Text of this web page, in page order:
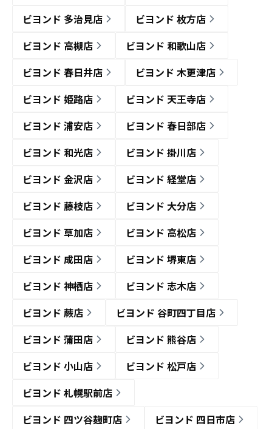
ビヨンド 多治見店
ビヨンド 枚方店
ビヨンド 高槻店
ビヨンド 和歌山店
ビヨンド 春日井店
ビヨンド 木更津店
ビヨンド 姫路店
ビヨンド 天王寺店
ビヨンド 浦安店
ビヨンド 春日部店
ビヨンド 和光店
ビヨンド 掛川店
ビヨンド 金沢店
ビヨンド 経堂店
ビヨンド 藤枝店
ビヨンド 大分店
ビヨンド 草加店
ビヨンド 高松店
ビヨンド 成田店
ビヨンド 堺東店
ビヨンド 神栖店
ビヨンド 志木店
ビヨンド 蕨店
ビヨンド 谷町四丁目店
ビヨンド 蒲田店
ビヨンド 熊谷店
ビヨンド 小山店
ビヨンド 松戸店
ビヨンド 札幌駅前店
ビヨンド 四ツ谷麹町店
ビヨンド 四日市店